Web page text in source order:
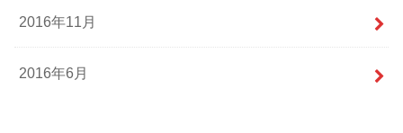
2016年11月
2016年6月